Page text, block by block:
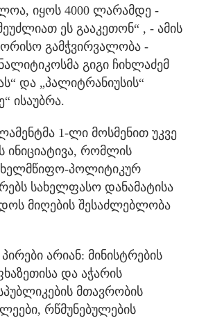
იყოს 4000 ლარამდე -
ეს გააკეთონ“ , - ამის
გამჭვირვალობა -
გიგი ჩიხლაძემ
და „პალიტრანიუსის“
ისაუბრა.
1-ლი მოსმენით უკვე
ინიციატივა, რომლის
პოლიტიკურ
სახელფასო დანამატისა
მიღების შესაძლებლობა
არიან: მინისტრების
და აჭარის
მთავრობის
რწმუნებულების